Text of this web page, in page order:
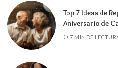
Top 7 Ideas de
Aniversario de
7 MIN DE